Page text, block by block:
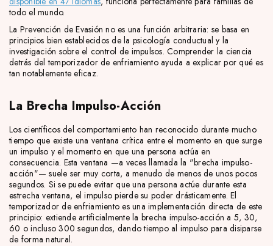
todo el mundo.
La Prevención de Evasión no es una función arbitraria: se basa en
principios bien establecidos de la psicología conductual y la
investigación sobre el control de impulsos. Comprender la ciencia
detrás del temporizador de enfriamiento ayuda a explicar por qué es
tan notablemente eficaz.
La Brecha Impulso-Acción
Los científicos del comportamiento han reconocido durante mucho
tiempo que existe una ventana crítica entre el momento en que surge
un impulso y el momento en que una persona actúa en
consecuencia. Esta ventana —a veces llamada la "brecha impulso-
acción"— suele ser muy corta, a menudo de menos de unos pocos
segundos. Si se puede evitar que una persona actúe durante esta
estrecha ventana, el impulso pierde su poder drásticamente. El
temporizador de enfriamiento es una implementación directa de este
principio: extiende artificialmente la brecha impulso-acción a 5, 30,
60 o incluso 300 segundos, dando tiempo al impulso para disiparse
de forma natural.